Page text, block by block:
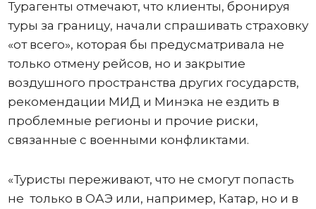
Турагенты отмечают, что клиенты, бронируя
туры за границу, начали спрашивать страховку
«от всего», которая бы предусматривала не
только отмену рейсов, но и закрытие
воздушного пространства других государств,
рекомендации МИД и Минэка не ездить в
проблемные регионы и прочие риски,
связанные с военными конфликтами.
«Туристы переживают, что не смогут попасть
не только в ОАЭ или, например, Катар, но и в